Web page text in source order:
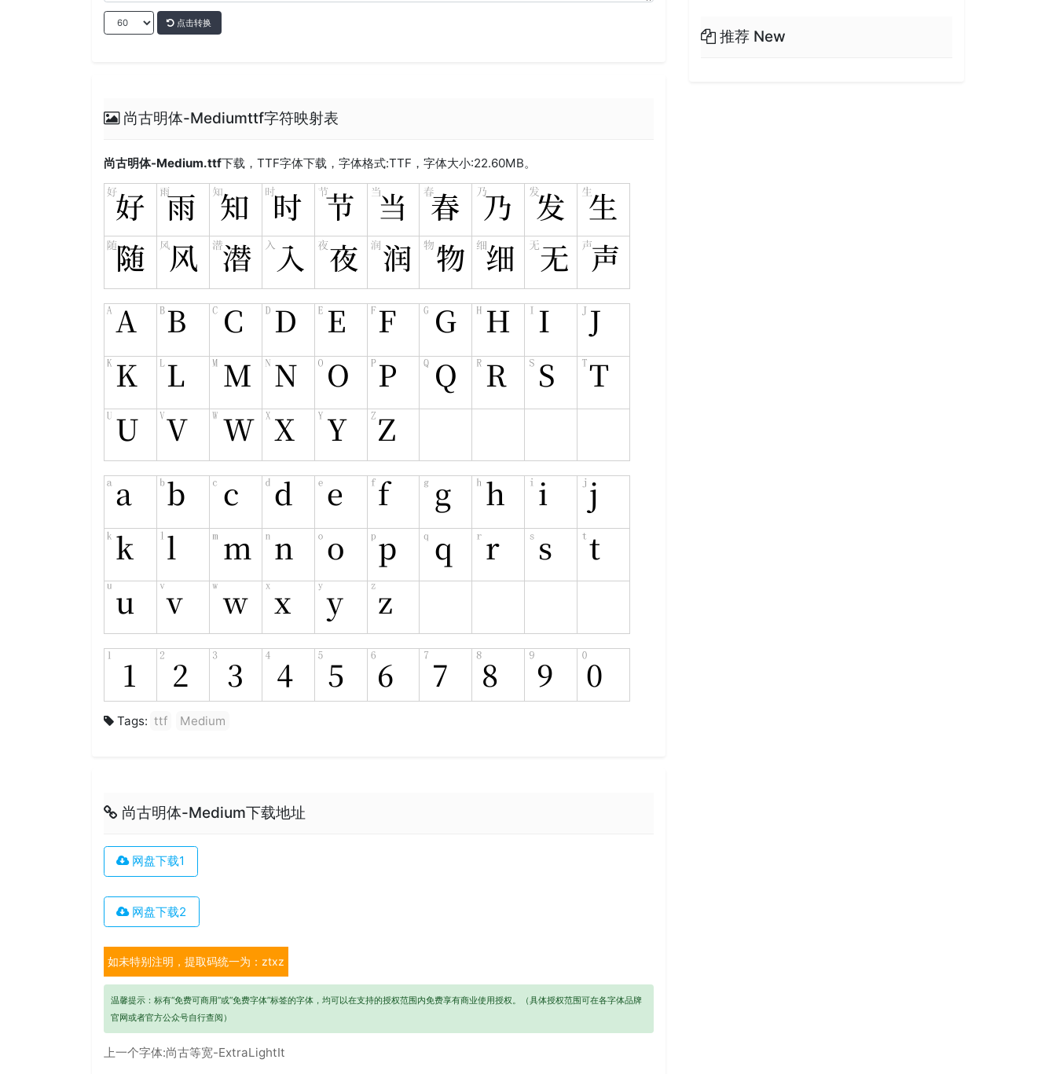
点击转换
尚古明体-Mediumttf字符映射表
尚古明体-Medium.ttf下载，TTF字体下载，字体格式:TTF ，字体大小:22.60MB。
Tags: ttf Medium
尚古明体-Medium下载地址
网盘下载1
网盘下载2
如未特别注明，提取码统一为：ztxz
温馨提示：标有“免费可商用”或“免费字体”标签的字体，均可以在支持的授权范围内免费享有商业使用授权。（具体授权范围可在各字体品牌
官网或者官方公众号自行查阅）
上一个字体:尚古等宽-ExtraLightIt
推荐 New